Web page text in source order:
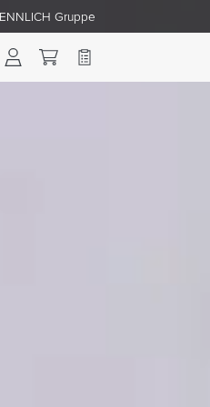
Karriere umschalten
Gruppe